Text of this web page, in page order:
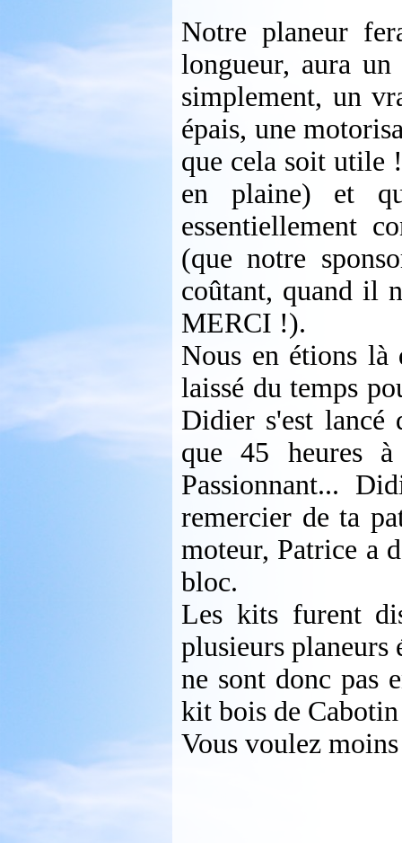
Notre planeur
longueur, aura
simplement, un
épais, une
que cela soit utile
en plaine) et
essentiellement
(que notre
coûtant, quand il
MERCI !).
Nous en étions là
laissé du temps
Didier s'est lancé
que 45 heures
Passionnant...
remercier de ta
moteur, Patrice a
bloc.
Les kits furent
plusieurs planeurs
ne sont donc pas
kit bois de
Vous voulez